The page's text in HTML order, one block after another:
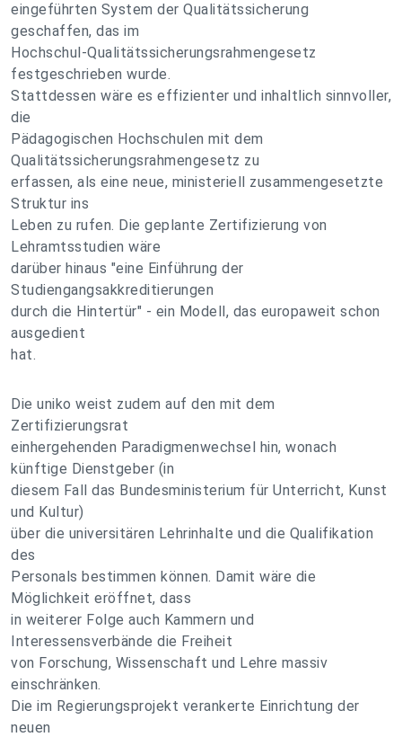
eingeführten System der Qualitätssicherung
geschaffen, das im
Hochschul-Qualitätssicherungsrahmengesetz
festgeschrieben wurde.
Stattdessen wäre es effizienter und inhaltlich sinnvoller,
die
Pädagogischen Hochschulen mit dem
Qualitätssicherungsrahmengesetz zu
erfassen, als eine neue, ministeriell zusammengesetzte
Struktur ins
Leben zu rufen. Die geplante Zertifizierung von
Lehramtsstudien wäre
darüber hinaus "eine Einführung der
Studiengangsakkreditierungen
durch die Hintertür" - ein Modell, das europaweit schon
ausgedient
hat.
Die uniko weist zudem auf den mit dem
Zertifizierungsrat
einhergehenden Paradigmenwechsel hin, wonach
künftige Dienstgeber (in
diesem Fall das Bundesministerium für Unterricht, Kunst
und Kultur)
über die universitären Lehrinhalte und die Qualifikation
des
Personals bestimmen können. Damit wäre die
Möglichkeit eröffnet, dass
in weiterer Folge auch Kammern und
Interessensverbände die Freiheit
von Forschung, Wissenschaft und Lehre massiv
einschränken.
Die im Regierungsprojekt verankerte Einrichtung der
neuen